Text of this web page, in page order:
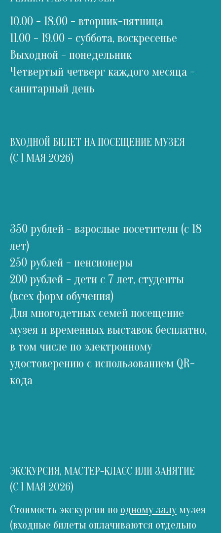
10.00 - 18.00 - вторник-пятница
11.00 - 19.00 - суббота, воскресенье
Выходной - понедельник
Четвертый четверг каждого месяца -
санитарный день
ВХОДНОЙ БИЛЕТ НА ПОСЕЩЕНИЕ МУЗЕЯ
(С 1 МАЯ 2026)
350 рублей - взрослые посетители (с 18
лет)
250 рублей - пенсионеры
200 рублей - дети с 7 лет, студенты
(всех форм обучения)
Для многодетных семей посещение
музея и временных выставок бесплатно,
в том числе по электронному
удостоверению с использованием QR-
кода
ЭКСКУРСИЯ, МАСТЕР-КЛАСС ИЛИ ЗАНЯТИЕ
(С 1 МАЯ 2026)
Стоимость экскурсии по одному залумузея
(входные билеты оплачиваются отдельно